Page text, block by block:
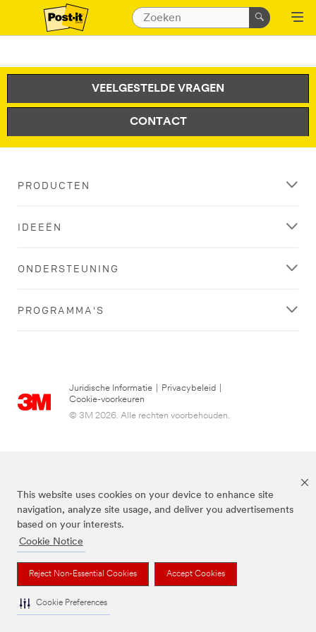
This website uses cookies on your device to enhance site
navigation, analyze site usage, and deliver you advertisements
based on your interests.
Cookie Notice
Reject Non-Essential Cookies Accept Cookies
Cookie Preferences
VEELGESTELDE VRAGEN
CONTACT
PRODUCTEN
IDEEËN
ONDERSTEUNING
PROGRAMMA'S
Juridische Informatie Privacybeleid
Cookie-voorkeuren
© 3M 2026. Alle rechten voorbehouden.
3M, Post-it® en de kleur Canary Yellow™ zijn handelsmerken van 3M.